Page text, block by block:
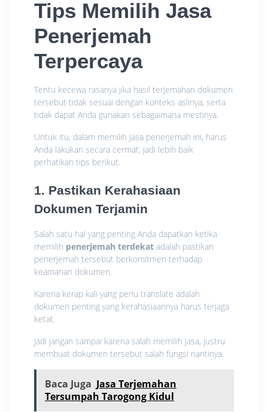
Tips Memilih Jasa
Penerjemah
Terpercaya
Tentu kecewa rasanya jika hasil terjemahan dokumen
tersebut tidak sesuai dengan konteks aslinya, serta
tidak dapat Anda gunakan sebagaimana mestinya.
Untuk itu, dalam memilih jasa penerjemah ini, harus
Anda lakukan secara cermat, jadi lebih baik
perhatikan tips berikut.
1. Pastikan Kerahasiaan
Dokumen Terjamin
Salah satu hal yang penting Anda dapatkan ketika
memilih penerjemah terdekat adalah pastikan
penerjemah tersebut berkomitmen terhadap
keamanan dokumen.
Karena kerap kali yang perlu translate adalah
dokumen penting yang kerahasiaannya harus terjaga
ketat.
Jadi jangan sampai karena salah memilih jasa, justru
membuat dokumen tersebut salah fungsi nantinya.
Baca Juga Jasa Terjemahan
Tersumpah Tarogong Kidul